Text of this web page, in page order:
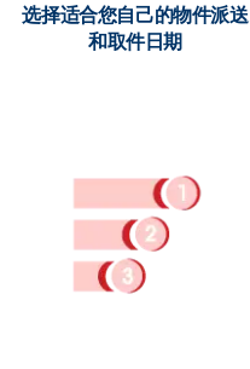
选择适合您自己的物件派送
和取件日期